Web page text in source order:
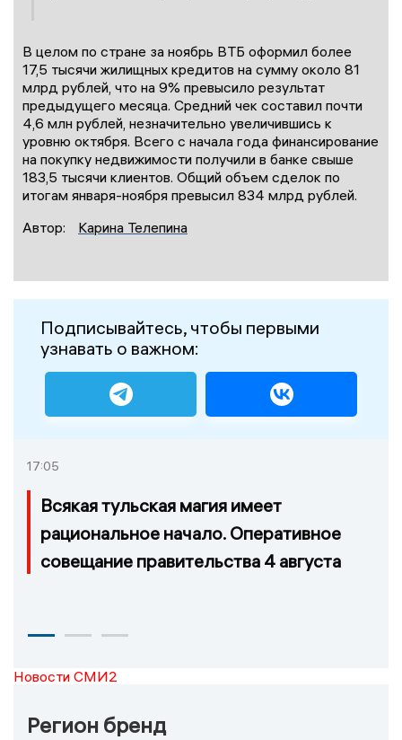
В целом по стране за ноябрь ВТБ оформил более
17,5 тысячи жилищных кредитов на сумму около 81
млрд рублей, что на 9% превысило результат
предыдущего месяца. Средний чек составил почти
4,6 млн рублей, незначительно увеличившись к
уровню октября. Всего с начала года финансирование
на покупку недвижимости получили в банке свыше
183,5 тысячи клиентов. Общий объем сделок по
итогам января-ноября превысил 834 млрд рублей.
Автор:
Карина Телепина
Подписывайтесь, чтобы первыми
узнавать о важном:
17:05
Всякая тульская магия имеет
рациональное начало. Оперативное
совещание правительства 4 августа
Новости СМИ2
Регион бренд